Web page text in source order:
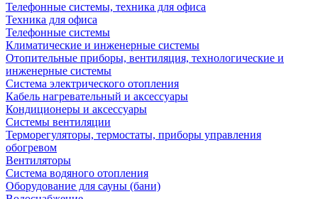
Телефонные системы, техника для офиса
Техника для офиса
Телефонные системы
Климатические и инженерные системы
Отопительные приборы, вентиляция, технологические и
инженерные системы
Система электрического отопления
Кабель нагревательный и аксессуары
Кондиционеры и аксессуары
Системы вентиляции
Терморегуляторы, термостаты, приборы управления
обогревом
Вентиляторы
Система водяного отопления
Оборудование для сауны (бани)